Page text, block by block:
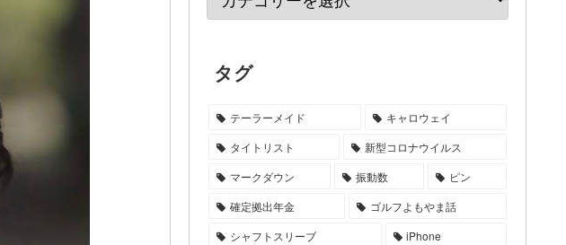
タグ
テーラーメイド
キャロウェイ
タイトリスト
新型コロナウイルス
マークダウン
振動数
ピン
確定拠出年金
ゴルフよもやま話
シャフトスリーブ
iPhone